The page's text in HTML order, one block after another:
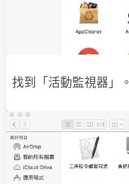
找到「活動監視器」。